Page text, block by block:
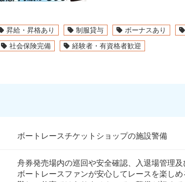
昇給・昇格あり 制服貸与 ボーナスあり
社会保険完備 経験者・有資格者歓迎
ボートレースチケットショップの施設警備
舟券発売場内の巡回や安全確認、入退場管理及
ボートレースファンが安心してレースを楽しめ